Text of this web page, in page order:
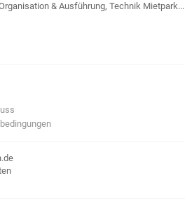
& Ausführung, Technik Mietpark...